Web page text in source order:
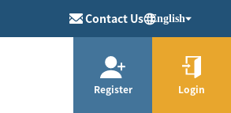
Contact Us English
Register Login